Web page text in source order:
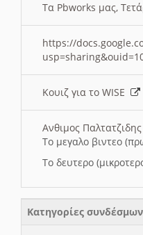
Τα Pbworks μας,
https://
Κουιζ για το WISE
Ανθιμος Παλτατζιδης
Το μεγαλο βιντεο
Το δευτερο
Κατηγορίες